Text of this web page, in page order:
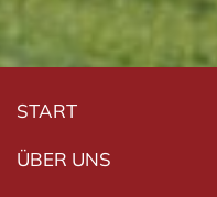
Navigation überspringen
START
ÜBER UNS